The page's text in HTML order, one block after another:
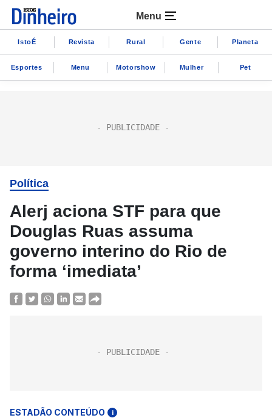
Menu
IstoÉ Revista Rural Gente Planeta
Esportes Menu Motorshow Mulher Pet
Política
Alerj aciona STF para que
Douglas Ruas assuma
governo interino do Rio de
forma ‘imediata’
ESTADÃO CONTEÚDO i